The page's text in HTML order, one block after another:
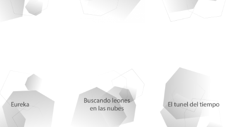
EN EL MUNDO
Hernandez, Afibrosal
Álamo, Consejo de Estudiantes CP y CA